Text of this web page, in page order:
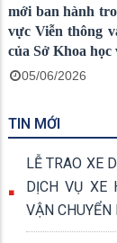
mới ban hành
vực Viễn thông
của Sở Khoa
05/06/2026
TIN MỚI
LỄ TRAO XE
DỊCH VỤ XE
VẬN CHUYỂN